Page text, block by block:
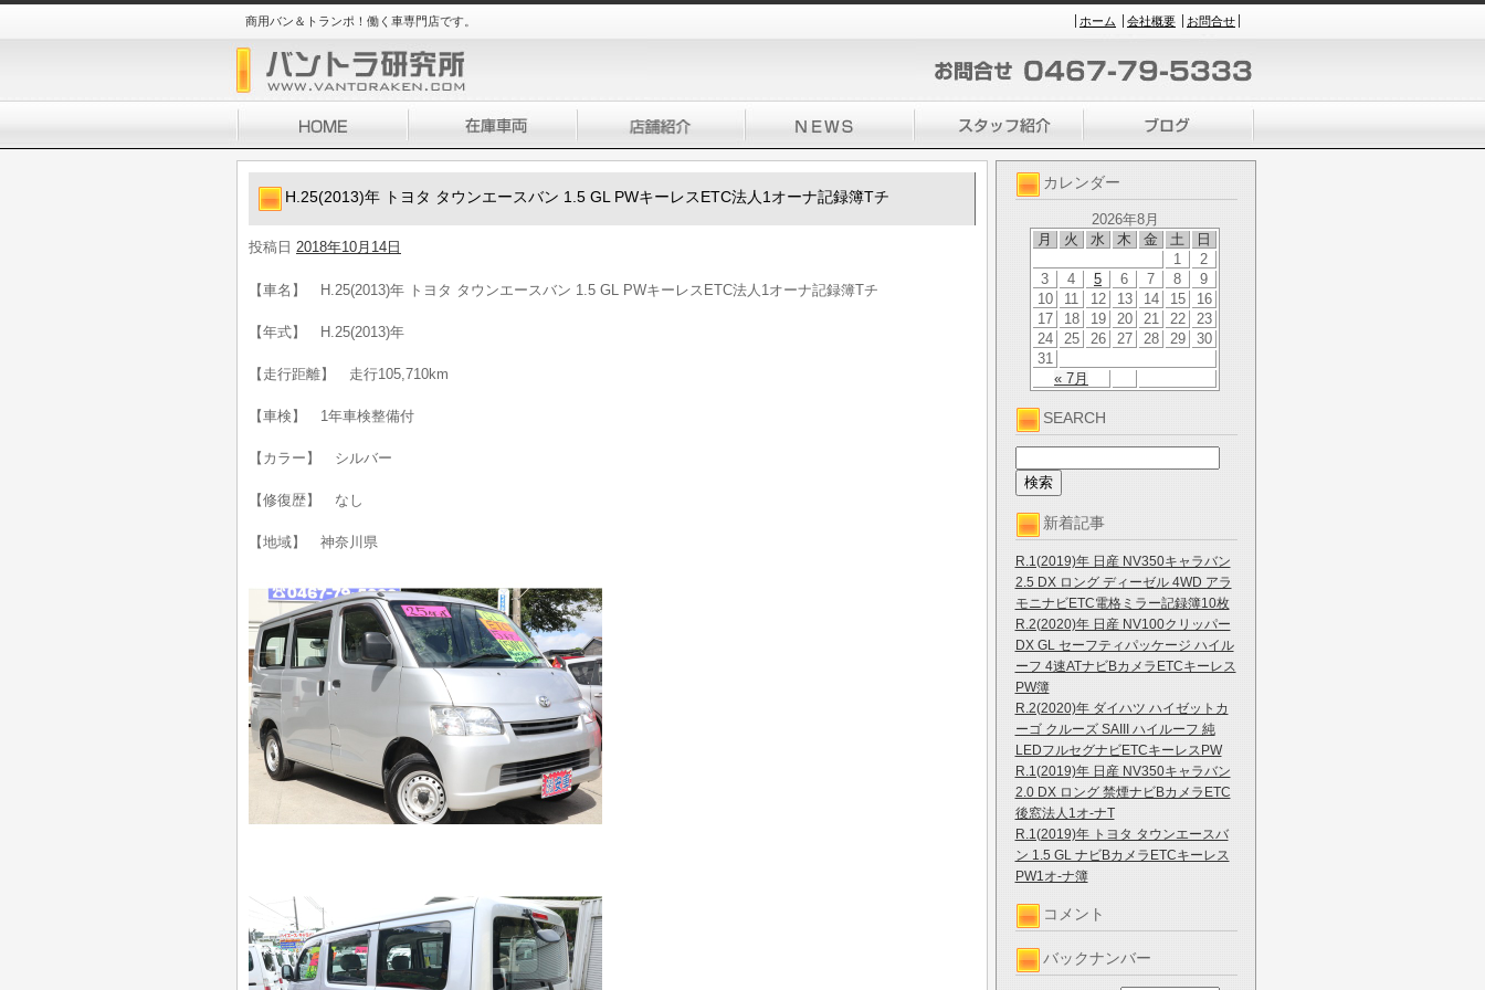
商用バン＆トランポ！働く車専門店です。 ホーム 会社概要 お問合せ
カレンダー
2026年8月
月
火 水 木 金 土 日
« 7月
1
2
3
4 5 6 7 8
9
10
11 12 13 14 15
16
17
18 19 20 21 22
23
24
25 26 27 28 29
30
31
SEARCH
新着記事
R.1(2019)年 日産 NV350キャラバン
2.5 DX ロング ディーゼル 4WD アラ
モニナビETC電格ミラー記録簿10枚
R.2(2020)年 日産 NV100クリッパー
DX GL セーフティパッケージ ハイル
ーフ 4速ATナビBカメラETCキーレス
PW簿
R.2(2020)年 ダイハツ ハイゼットカ
ーゴ クルーズ SAIII ハイルーフ 純
LEDフルセグナビETCキーレスPW
R.1(2019)年 日産 NV350キャラバン
2.0 DX ロング 禁煙ナビBカメラETC
後窓法人1オ-ナT
R.1(2019)年 トヨタ タウンエースバ
ン 1.5 GL ナビBカメラETCキーレス
PW1オ-ナ簿
コメント
バックナンバー
H.25(2013)年 トヨタ タウンエースバン 1.5 GL PWキーレスETC法人1オーナ記録簿Tチ
投稿日 2018年10月14日
【車名】 H.25(2013)年 トヨタ タウンエースバン 1.5 GL PWキーレスETC法人1オーナ記録簿Tチ
【年式】 H.25(2013)年
【走行距離】 走行105,710km
【車検】 1年車検整備付
【カラー】 シルバー
【修復歴】 なし
【地域】 神奈川県